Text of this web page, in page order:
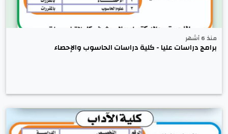
منذ 6 أشهر
برامج دراسات عليا - كلية دراسات الحاسوب والإحصاء